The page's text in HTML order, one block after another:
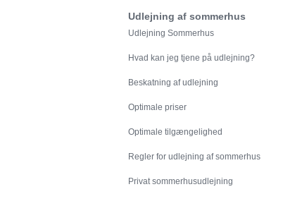
Udlejning af sommerhus
Udlejning Sommerhus
Hvad kan jeg tjene på udlejning?
Beskatning af udlejning
Optimale priser
Optimale tilgængelighed
Regler for udlejning af sommerhus
Privat sommerhusudlejning